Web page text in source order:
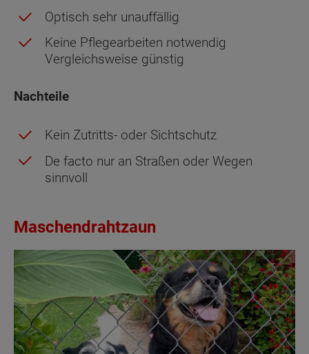
Optisch sehr unauffällig
Keine Pflegearbeiten notwendig
Vergleichsweise günstig
Nachteile
Kein Zutritts- oder Sichtschutz
De facto nur an Straßen oder Wegen
sinnvoll
Maschendrahtzaun